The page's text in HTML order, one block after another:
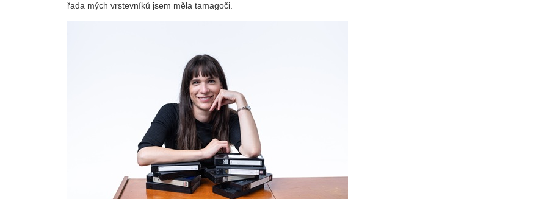
řada mých vrstevníků jsem měla tamagoči.